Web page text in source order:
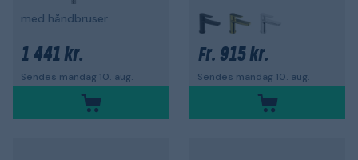
med håndbruser
1 441 kr.
Sendes mandag 10. aug.
Fr. 915 kr.
Sendes mandag 10. aug.